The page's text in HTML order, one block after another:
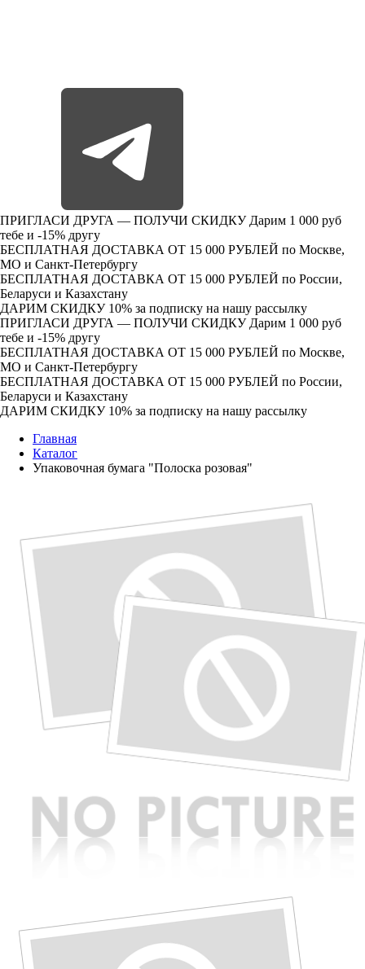
ПРИГЛАСИ ДРУГА — ПОЛУЧИ СКИДКУ Дарим 1 000 руб
тебе и -15% другу
БЕСПЛАТНАЯ ДОСТАВКА ОТ 15 000 РУБЛЕЙ по Москве,
МО и Санкт-Петербургу
БЕСПЛАТНАЯ ДОСТАВКА ОТ 15 000 РУБЛЕЙ по России,
Беларуси и Казахстану
ДАРИМ СКИДКУ 10% за подписку на нашу рассылку
ПРИГЛАСИ ДРУГА — ПОЛУЧИ СКИДКУ Дарим 1 000 руб
тебе и -15% другу
БЕСПЛАТНАЯ ДОСТАВКА ОТ 15 000 РУБЛЕЙ по Москве,
МО и Санкт-Петербургу
БЕСПЛАТНАЯ ДОСТАВКА ОТ 15 000 РУБЛЕЙ по России,
Беларуси и Казахстану
ДАРИМ СКИДКУ 10% за подписку на нашу рассылку
Главная
Каталог
Упаковочная бумага "Полоска розовая"